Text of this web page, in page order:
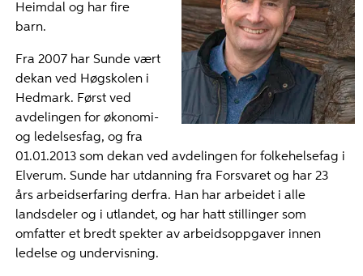
Heimdal og har fire
barn.
Fra 2007 har Sunde vært
dekan ved Høgskolen i
Hedmark. Først ved
avdelingen for økonomi-
og ledelsesfag, og fra
01.01.2013 som dekan ved avdelingen for folkehelsefag i
Elverum. Sunde har utdanning fra Forsvaret og har 23
års arbeidserfaring derfra. Han har arbeidet i alle
landsdeler og i utlandet, og har hatt stillinger som
omfatter et bredt spekter av arbeidsoppgaver innen
ledelse og undervisning.